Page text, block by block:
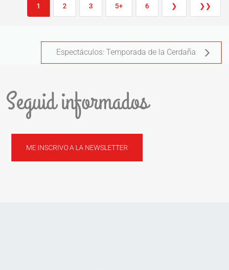
1 2 3 5+ 6 ❯ ❯❯
Espectáculos: Temporada de la Cerdaña
Seguid informados
ME INSCRIVO A LA NEWSLETTER